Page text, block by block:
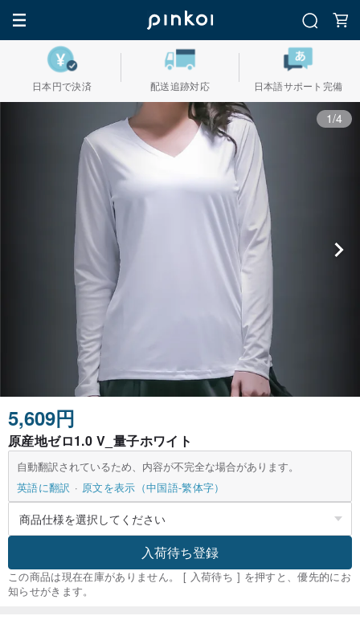
日本円で決済 配送追跡対応 日本語サポート完備
1/4
5,609円
原産地ゼロ1.0 V_量子ホワイト
自動翻訳されているため、内容が不完全な場合があります。
英語に翻訳
原文を表示（中国語-繁体字）
入荷待ち登録
この商品は現在在庫がありません。 [ 入荷待ち ] を押すと、優先的にお
知らせがきます。